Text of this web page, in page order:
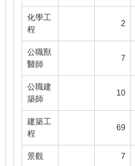
化學工
程
2
公職獸
醫師
7
公職建
築師
10
建築工
程
69
景觀 7